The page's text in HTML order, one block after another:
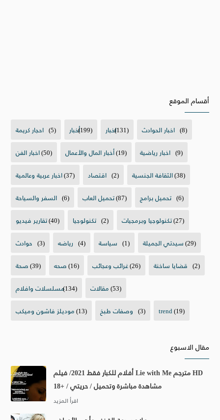
أقسام الموقع
احجار كريمة (5) أخبار(199) اخبار(131) اخبار الحوادث (8)
اخبار الفن(50) أخبار المال والأعمال(19) اخبار رياضية (9)
اخبار عربية وعالمية(37) اقتصاد (2) الثقافة الجنسية(38)
السفر والسياحة (6) تحميل العاب(87) تحميل برامج (6)
تقارير فيديو(40) تكنولوجيا (2) تكنولوجيا وبرمجيات(27)
حوادث (3) رياضه (4) سياسة (1) سيدتي الجميلة(29)
صحة(39) صحه(16) غرائب وعجائب(26) قضايا ساخنة (2)
مسلسلات وافلام(134) مقالات(53)
موديلز فاشون وميكب(13) وصفات طبخ (3) trend(19)
مقال الاسبوع
أفلام للكبار فقط 2021/ فيلم Lie with Me مترجم HD
مشاهدة مباشرة وتحميل / حريتي / +18